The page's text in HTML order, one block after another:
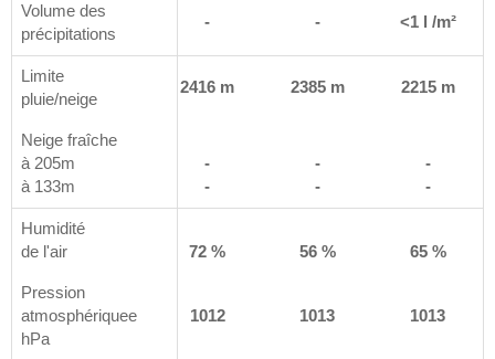
Volume des
précipitations
- - - <1 l /m²
Limite
pluie/neige
2416 m 2385 m 2215 m
Neige fraîche
à 205m
à 133m
-
-
-
-
-
-
Humidité
de l'air
72 % 56 % 65 %
Pression
atmosphériquee
hPa
1010 1012 1013 1013